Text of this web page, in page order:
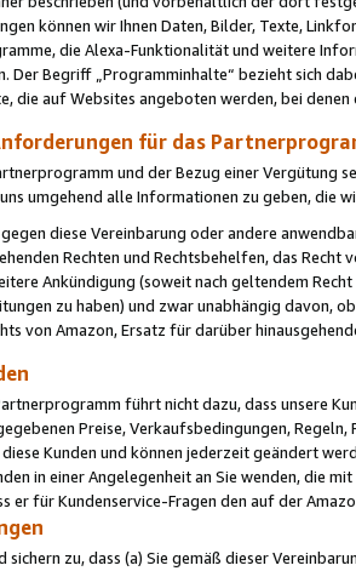
können wir Ihnen Daten, Bilder, Texte,
die Alexa-Funktionalität und weitere
Der Begriff „Programminhalte“ bezieht sich
die auf Websites angeboten werden, bei
für das
und der Bezug einer Vergütung
umgehend alle Informationen zu geben, die
gegen diese Vereinbarung oder andere
Rechten und Rechtsbehelfen, das
Ankündigung (soweit nach geltendem
zu haben) und zwar unabhängig davon,
von Amazon, Ersatz für darüber
führt nicht dazu, dass unsere
Preise, Verkaufsbedingungen,
Kunden und können jederzeit geändert
in einer Angelegenheit an Sie wenden, die
er für Kundenservice-Fragen den auf der
sichern zu, dass (a) Sie gemäß dieser